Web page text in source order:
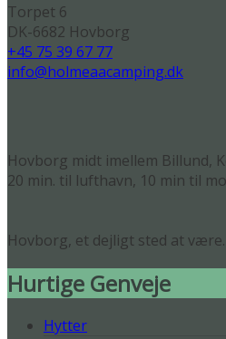
Torpet 6
DK-6682 Hovborg
+45 75 39 67 77
info@holmeaacamping.dk
Hovborg midt imellem Billund,
20 min. til lufthavn, 10 min til
Hovborg, et dejligt sted at være.
Hurtige Genveje
Hytter